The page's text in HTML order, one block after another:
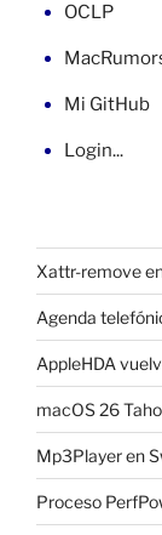
OCLP
Mi GitHub
Login...
Xattr-remove
Agenda
AppleHDA
macOS 26
Mp3Player en
Proceso